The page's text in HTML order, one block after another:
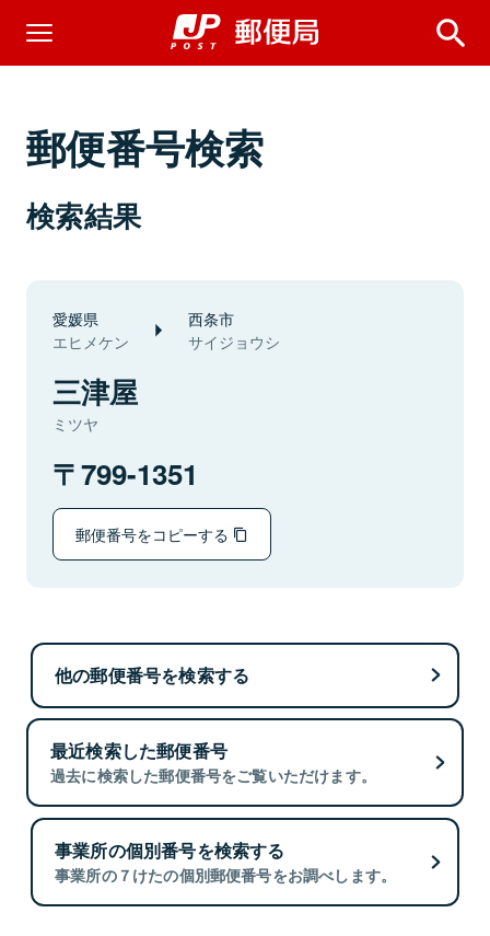
郵便番号検索
検索結果
愛媛県
エヒメケン
西条市
サイジョウシ
三津屋
ミツヤ
799-1351
郵便番号をコピーする
他の郵便番号を検索する
最近検索した郵便番号
過去に検索した郵便番号をご覧いただけます。
事業所の個別番号を検索する
事業所の７けたの個別郵便番号をお調べします。